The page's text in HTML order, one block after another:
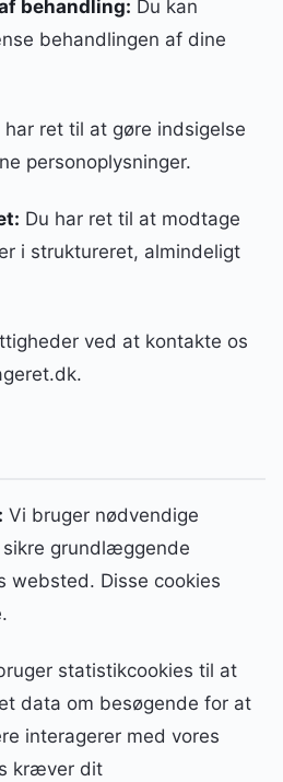
behandling: Du kan
behandlingen af dine
har ret til at gøre indsigelse
personoplysninger.
Du har ret til at modtage
i struktureret, almindeligt
ved at kontakte os
Vi bruger nødvendige
grundlæggende
websted. Disse cookies
statistikcookies til at
data om besøgende for at
interagerer med vores
kræver dit